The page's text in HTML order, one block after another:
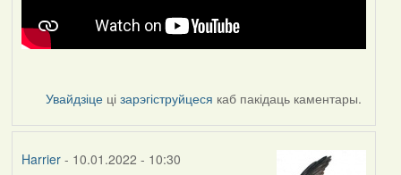
Увайдзіце цізарэгіструйцеся каб пакідаць каментары.
Harrier- 10.01.2022 - 10:30